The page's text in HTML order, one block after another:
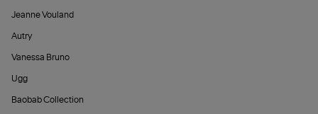
Jeanne Vouland
Autry
Vanessa Bruno
Ugg
Baobab Collection